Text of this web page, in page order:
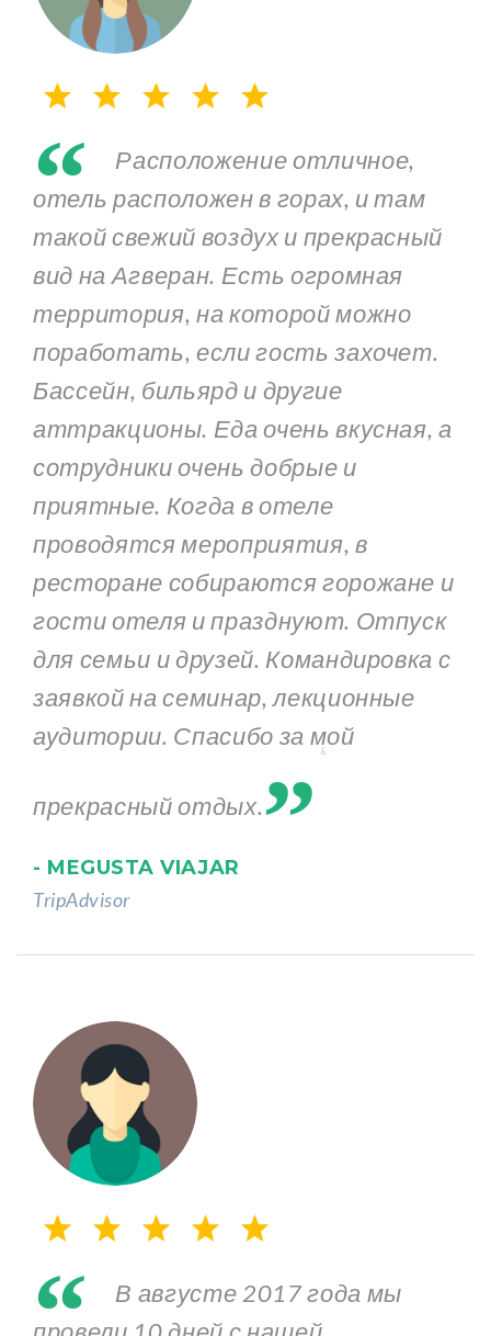
“
Расположение отличное,
отель расположен в горах, и там
такой свежий воздух и прекрасный
вид на Агверан. Есть огромная
территория, на которой можно
поработать, если гость захочет.
Бассейн, бильярд и другие
аттракционы. Еда очень вкусная, а
сотрудники очень добрые и
приятные. Когда в отеле
проводятся мероприятия, в
ресторане собираются горожане и
гости отеля и празднуют. Отпуск
для семьи и друзей. Командировка с
заявкой на семинар, лекционные
аудитории. Спасибо за мой
прекрасный отдых.„
- MEGUSTA VIAJAR
TripAdvisor
“
В августе 2017 года мы